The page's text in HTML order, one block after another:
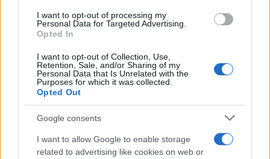
I want to opt-out of processing my
Personal Data for Targeted Advertising.
Opted In
I want to opt-out of Collection, Use,
Retention, Sale, and/or Sharing of my
Personal Data that Is Unrelated with the
Purposes for which it was collected.
Opted Out
Google consents
I want to allow Google to enable storage
related to advertising like cookies on web or
NEWS